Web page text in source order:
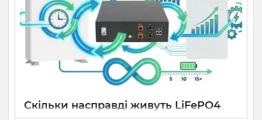
Скільки насправді живуть LiFePO4